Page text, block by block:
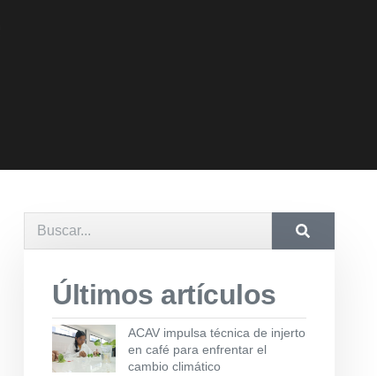
Últimos artículos
ACAV impulsa técnica de injerto
en café para enfrentar el
cambio climático